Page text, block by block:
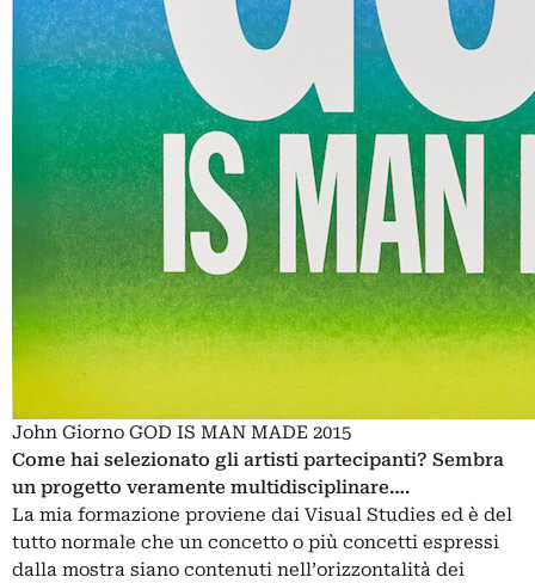
John Giorno GOD IS MAN MADE 2015
Come hai selezionato gli artisti partecipanti? Sembra
un progetto veramente multidisciplinare….
La mia formazione proviene dai Visual Studies ed è del
tutto normale che un concetto o più concetti espressi
dalla mostra siano contenuti nell’orizzontalità dei